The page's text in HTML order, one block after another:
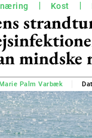
Kost
mindske
Palm Varbæk